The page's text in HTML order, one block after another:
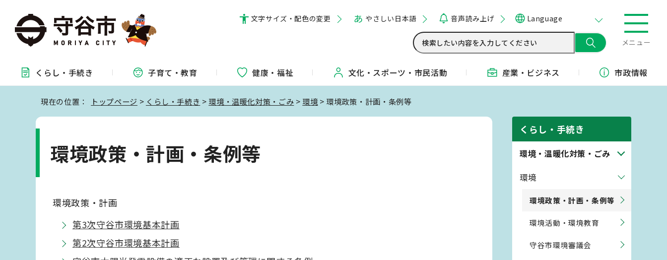
文字サイズ・配色の変更 やさしい日本語 音声読み上げ Language
メニュー
くらし・ 手続き 子育て・教育 健康・福祉 文化・ スポーツ・ 市民活動 産業・ ビジネス 市政情報
現在の位置： トップページ > くらし・手続き > 環境・温暖化対策・ごみ > 環境 > 環境政策・計画・条例等
環境政策・計画・条例等
環境政策・計画
第3次守谷市環境基本計画
第2次守谷市環境基本計画
くらし・手続き
環境・温暖化対策・ごみ
環境
環境政策・計画・条例等
環境活動・環境教育
守谷市環境審議会